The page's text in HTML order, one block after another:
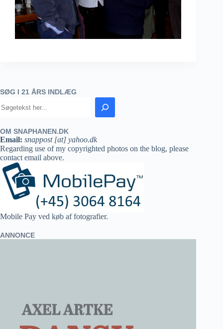
SØG I 21 ÅRS INDLÆG
OM SNAPHANEN.DK
Email: snappost [at] yahoo.dk
Regarding use of my copyrighted photos on the blog, please
contact email above.
Mobile Pay ved køb af fotografier.
ANNONCE